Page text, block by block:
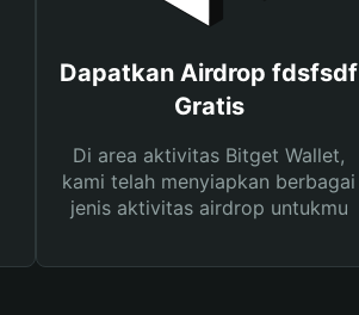
Dapatkan Airdrop fdsfsdf
Gratis
Di area aktivitas Bitget Wallet,
kami telah menyiapkan berbagai
jenis aktivitas airdrop untukmu